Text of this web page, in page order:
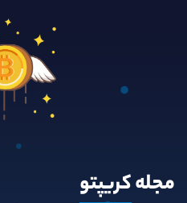
مجلهکریپتو